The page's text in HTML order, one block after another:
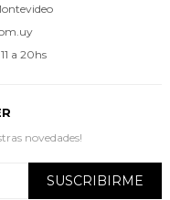
a 20hs
novedades!
SUSCRIBIRME